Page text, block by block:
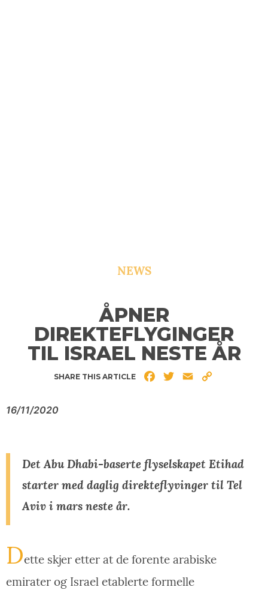
NEWS
ÅPNER
DIREKTEFLYGINGER
TIL ISRAEL NESTE ÅR
SHARE THIS ARTICLE FacebookTwitterEmail
16/11/2020
Det Abu Dhabi-baserte flyselskapet Etihad
starter med daglig direkteflyvinger til Tel
Aviv i mars neste år.
Dette skjer etter at de forente arabiske
emirater og Israel etablerte formelle